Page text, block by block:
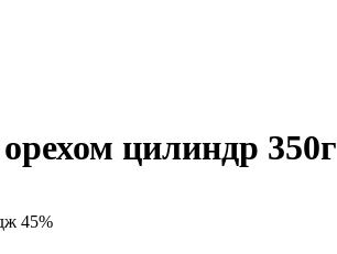
цилиндр 350г
45%